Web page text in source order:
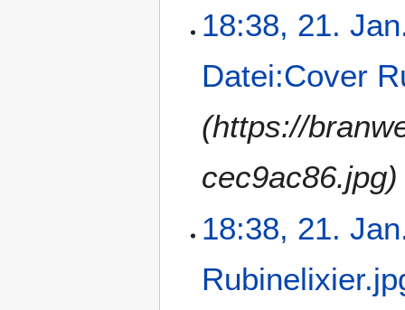
18:38, 21.
Datei:Cover
(https://
cec9ac86.jpg)
18:38, 21.